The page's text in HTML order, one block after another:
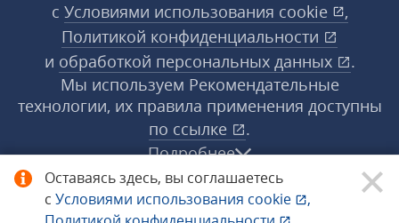
Оставаясь здесь, вы соглашаетесь
с Условиями использования cookie
,
с Условиями использования cookie
,
Политикой конфиденциальности
и обработкой персональных данных
.
Мы используем Рекомендательные
технологии, их правила применения доступны
по ссылке
.
Подробнее
© 1998−2026 «1С‑Рарус» ®. Все права